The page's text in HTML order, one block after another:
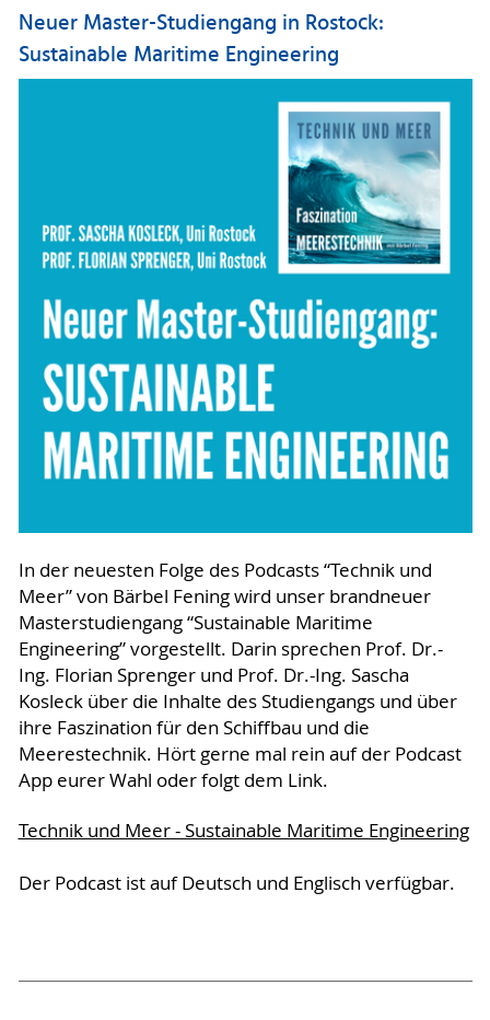
Neuer Master-Studiengang in Rostock:
Sustainable Maritime Engineering
In der neuesten Folge des Podcasts “Technik und
Meer” von Bärbel Fening wird unser brandneuer
Masterstudiengang “Sustainable Maritime
Engineering” vorgestellt. Darin sprechen Prof. Dr.-
Ing. Florian Sprenger und Prof. Dr.-Ing. Sascha
Kosleck über die Inhalte des Studiengangs und über
ihre Faszination für den Schiffbau und die
Meerestechnik. Hört gerne mal rein auf der Podcast
App eurer Wahl oder folgt dem Link.
Technik und Meer - Sustainable Maritime Engineering
Der Podcast ist auf Deutsch und Englisch verfügbar.